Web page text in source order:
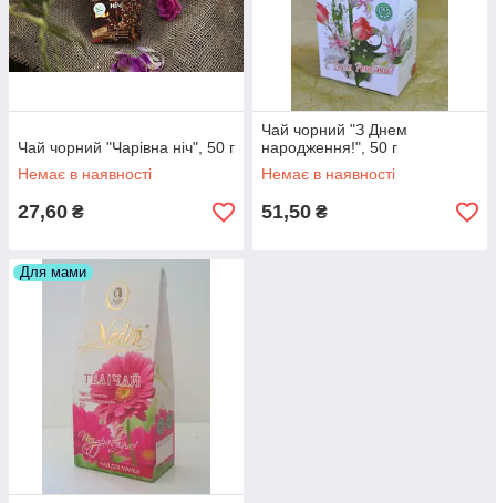
Чай чорний "Чарівна ніч", 50 г
Немає в наявності
27,60 ₴
Чай чорний "З Днем
народження!", 50 г
Немає в наявності
51,50 ₴
Для мами